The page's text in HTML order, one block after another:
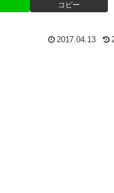
コピー
2017.04.13